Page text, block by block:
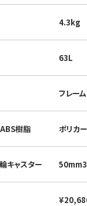
4.3kg
63L
フレー
樹脂 ポリカ
キャスター